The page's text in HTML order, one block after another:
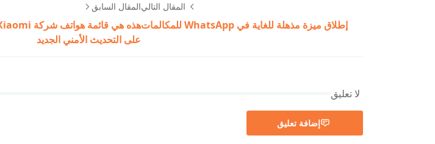
المقال التالي
إطلاق ميزة مذهلة للغاية في WhatsApp للمكالمات
المقال السابق
على التحديث الأمني الجديد
لا تعليق
إضافة تعليق